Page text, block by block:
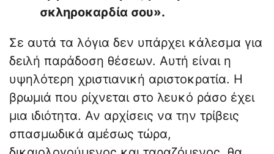
σκληροκαρδία σου».
Σε αυτά τα λόγια δεν υπάρχει κάλεσμα για
δειλή παράδοση θέσεων. Αυτή είναι η
υψηλότερη χριστιανική αριστοκρατία. Η
βρωμιά που ρίχνεται στο λευκό ράσο έχει
μια ιδιότητα. Αν αρχίσεις να την τρίβεις
σπασμωδικά αμέσως τώρα,